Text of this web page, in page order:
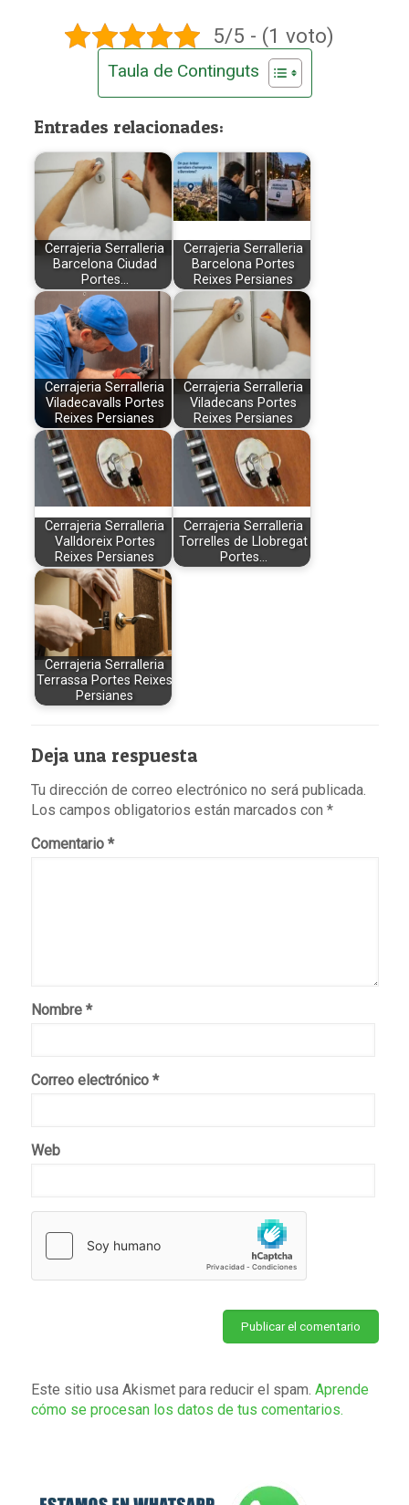
5/5 - (1 voto)
Taula de Continguts
Entrades relacionades:
Cerrajeria Serralleria
Barcelona Ciudad
Portes…
Cerrajeria Serralleria
Barcelona Portes
Reixes Persianes
Cerrajeria Serralleria
Viladecavalls Portes
Reixes Persianes
Cerrajeria Serralleria
Viladecans Portes
Reixes Persianes
Cerrajeria Serralleria
Valldoreix Portes
Reixes Persianes
Cerrajeria Serralleria
Torrelles de Llobregat
Portes…
Cerrajeria Serralleria
Terrassa Portes Reixes
Persianes
Deja una respuesta
Tu dirección de correo electrónico no será publicada.
Los campos obligatorios están marcados con *
Comentario *
Nombre *
Correo electrónico *
Web
Este sitio usa Akismet para reducir el spam. Aprende
cómo se procesan los datos de tus comentarios.